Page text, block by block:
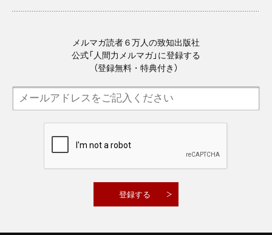
メルマガ読者６万人の致知出版社
公式「人間力メルマガ」に登録する
（登録無料・特典付き）